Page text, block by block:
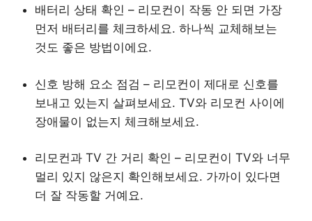
배터리 상태 확인 – 리모컨이 작동 안 되면 가장
먼저 배터리를 체크하세요. 하나씩 교체해보는
것도 좋은 방법이에요.
신호 방해 요소 점검 – 리모컨이 제대로 신호를
보내고 있는지 살펴보세요. TV와 리모컨 사이에
장애물이 없는지 체크해보세요.
리모컨과 TV 간 거리 확인 – 리모컨이 TV와 너무
멀리 있지 않은지 확인해보세요. 가까이 있다면
더 잘 작동할 거예요.